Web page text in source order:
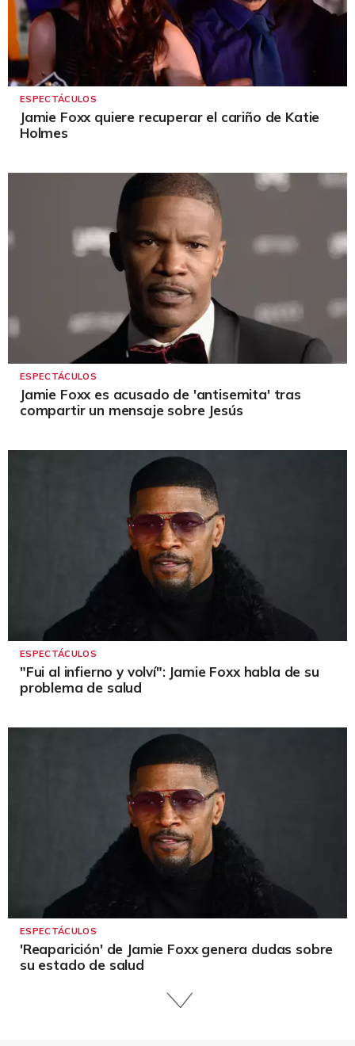
ESPECTÁCULOS
Jamie Foxx quiere recuperar el cariño de Katie
Holmes
ESPECTÁCULOS
Jamie Foxx es acusado de 'antisemita' tras
compartir un mensaje sobre Jesús
ESPECTÁCULOS
"Fui al infierno y volví": Jamie Foxx habla de su
problema de salud
ESPECTÁCULOS
'Reaparición' de Jamie Foxx genera dudas sobre
su estado de salud